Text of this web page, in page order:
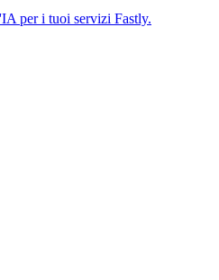
per i tuoi servizi Fastly.